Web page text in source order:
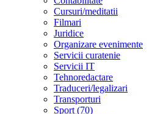
Cursuri/meditatii
Filmari
Juridice
Organizare evenimente
Servicii curatenie
Servicii IT
Tehnoredactare
Traduceri/legalizari
Transporturi
Sport (70)